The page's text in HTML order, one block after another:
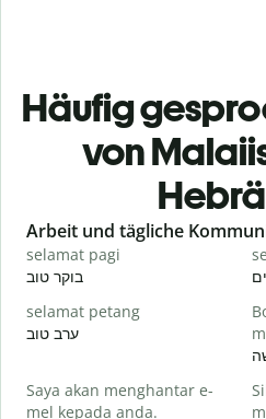
Häufig
von
Slide 1 of 6
Arbeit und tägliche
selamat pagi
בוקר טוב
selamat petang
ערב טוב
Saya akan menghantar e-
mel kepada anda.